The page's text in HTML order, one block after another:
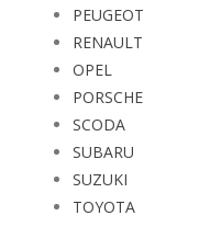
PEUGEOT
RENAULT
OPEL
PORSCHE
SCODA
SUBARU
SUZUKI
TOYOTA